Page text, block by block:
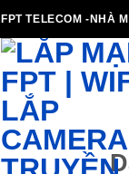
FPT TELECOM -NHÀ